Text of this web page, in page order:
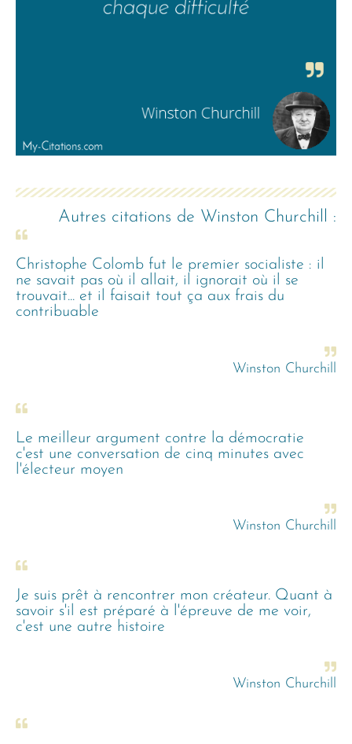
Autres citations de Winston Churchill :
Christophe Colomb fut le premier socialiste : il
ne savait pas où il allait, il ignorait où il se
trouvait... et il faisait tout ça aux frais du
contribuable
Winston Churchill
Le meilleur argument contre la démocratie
c'est une conversation de cinq minutes avec
l'électeur moyen
Winston Churchill
Je suis prêt à rencontrer mon créateur. Quant à
savoir s'il est préparé à l'épreuve de me voir,
c'est une autre histoire
Winston Churchill